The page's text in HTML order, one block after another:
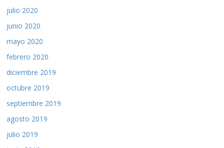
julio 2020
junio 2020
mayo 2020
febrero 2020
diciembre 2019
octubre 2019
septiembre 2019
agosto 2019
julio 2019